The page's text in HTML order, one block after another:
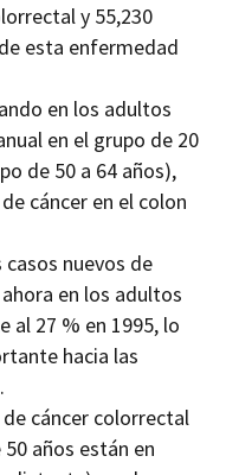
y 55,230
esta enfermedad
en los adultos
en el grupo de 20
de 50 a 64 años),
cáncer en el colon
nuevos de
en los adultos
al 27 % en 1995, lo
hacia las
cáncer colorrectal
años están en